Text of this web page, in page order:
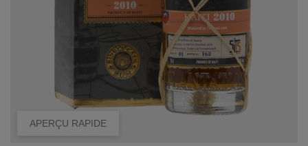
APERÇU RAPIDE